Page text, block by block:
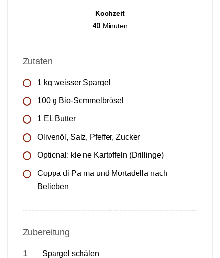
Kochzeit
40 Minuten
Zutaten
1 kg weisser Spargel
100 g Bio-Semmelbrösel
1 EL Butter
Olivenöl, Salz, Pfeffer, Zucker
Optional: kleine Kartoffeln (Drillinge)
Coppa di Parma und Mortadella nach
Belieben
Zubereitung
Spargel schälen